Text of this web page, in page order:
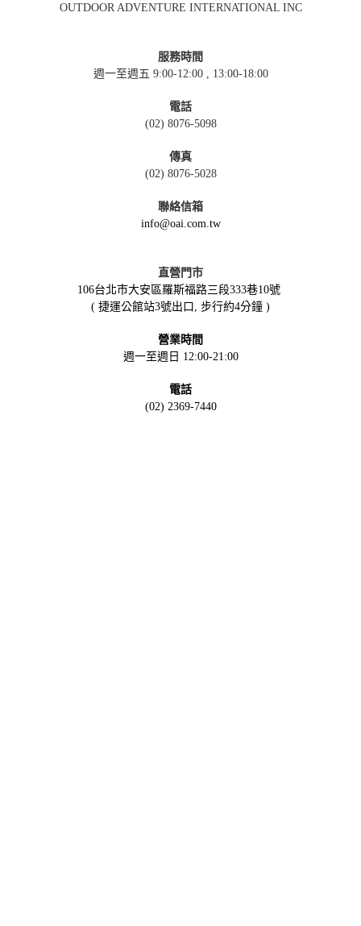
OUTDOOR ADVENTURE INTERNATIONAL INC
服務時間
週一至週五 9:00-12:00 , 13:00-18:00
電話
(02) 8076-5098
傳真
(02) 8076-5028
聯絡信箱
info@oai.com.tw
直營門市
106台北市大安區羅斯福路三段333巷10號
( 捷運公館站3號出口, 步行約4分鐘 )
營業時間
週一至週日 12:00-21:00
電話
(02) 2369-7440